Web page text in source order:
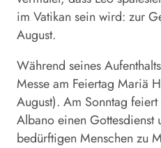
im Vatikan sein wird: zur
August.
Während seines
Messe am Feiertag Mariä
August). Am Sonntag
Albano einen Gottesdienst
bedürftigen Menschen zu